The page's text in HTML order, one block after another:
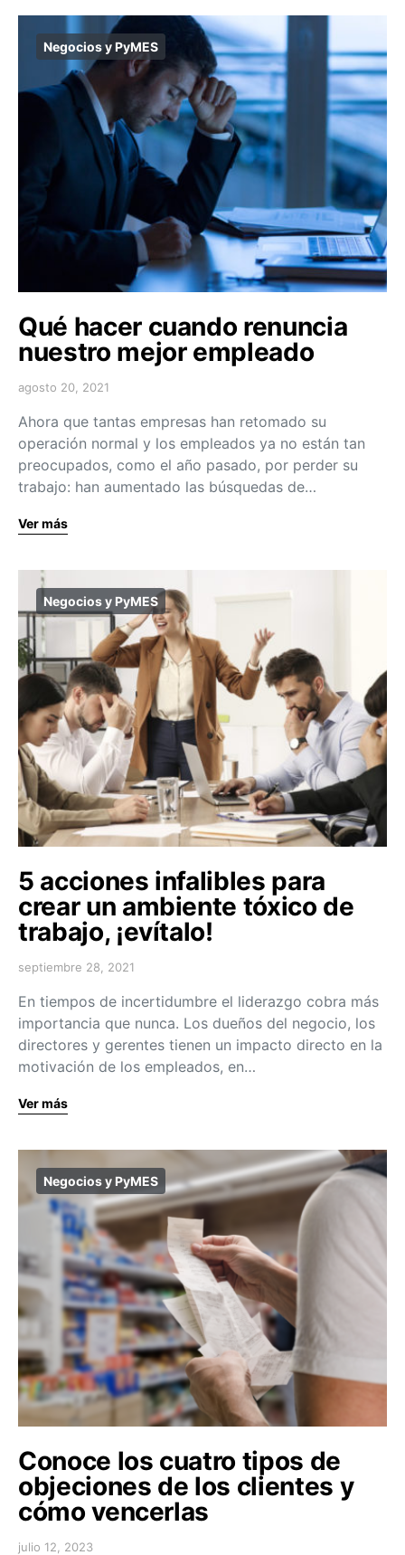
Negocios y PyMES
Qué hacer cuando renuncia
nuestro mejor empleado
agosto 20, 2021
Ahora que tantas empresas han retomado su
operación normal y los empleados ya no están tan
preocupados, como el año pasado, por perder su
trabajo: han aumentado las búsquedas de…
Ver más
Negocios y PyMES
5 acciones infalibles para
crear un ambiente tóxico de
trabajo, ¡evítalo!
septiembre 28, 2021
En tiempos de incertidumbre el liderazgo cobra más
importancia que nunca. Los dueños del negocio, los
directores y gerentes tienen un impacto directo en la
motivación de los empleados, en…
Ver más
Negocios y PyMES
Conoce los cuatro tipos de
objeciones de los clientes y
cómo vencerlas
julio 12, 2023